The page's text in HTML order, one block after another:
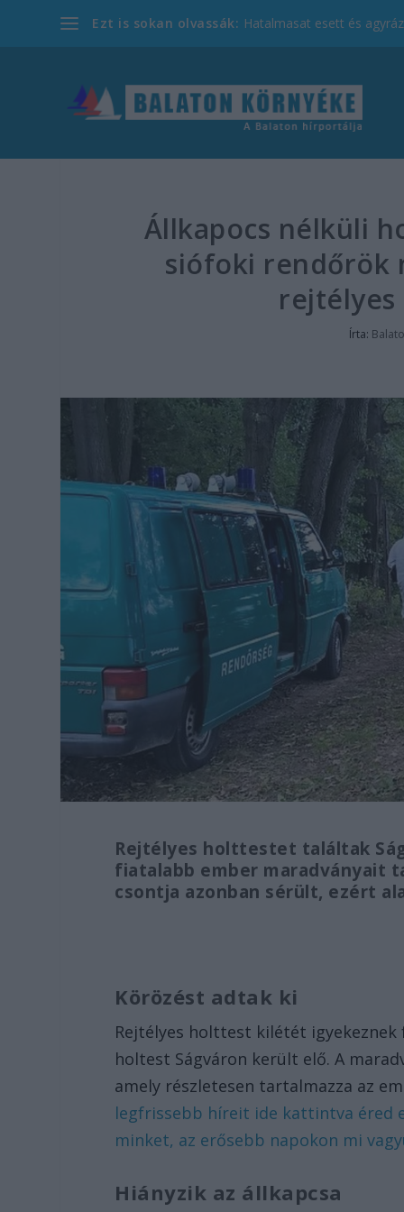
Ezt is sokan olvassák: Hatalmasat esett és
Állkapocs nélküli
siófoki rendőrök
rejtélyes
Írta:
Rejtélyes holttestet találtak
fiatalabb ember maradványait
csontja azonban sérült, ezért
Körözést adtak ki
Rejtélyes holttest kilétét
holtest Ságváron került elő. A
amely részletesen tartalmazza az
legfrissebb híreit ide kattintva éred
minket, az erősebb napokon mi
Hiányzik az állkapcsa